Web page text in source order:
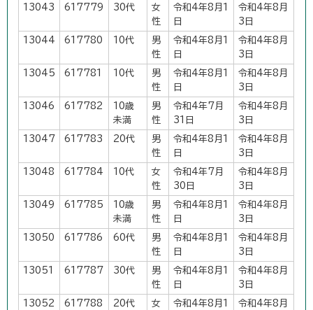
13043 617779 30代
女
性
令和4年8月1
日
令和4年8月
3日
13044 617780 10代
男
性
令和4年8月1
日
令和4年8月
3日
13045 617781 10代
男
性
令和4年8月1
日
令和4年8月
3日
13046 617782
10歳
未満
男
性
令和4年7月
31日
令和4年8月
3日
13047 617783 20代
男
性
令和4年8月1
日
令和4年8月
3日
13048 617784 10代
女
性
令和4年7月
30日
令和4年8月
3日
13049 617785
10歳
未満
男
性
令和4年8月1
日
令和4年8月
3日
13050 617786 60代
男
性
令和4年8月1
日
令和4年8月
3日
13051 617787 30代
男
性
令和4年8月1
日
令和4年8月
3日
13052 617788 20代
女
令和4年8月1
令和4年8月